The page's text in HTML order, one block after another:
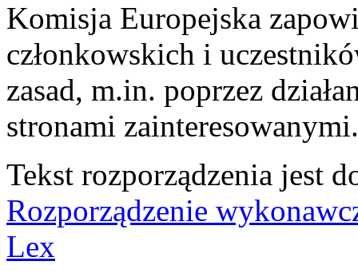
Komisja Europejska
członkowskich i
zasad, m.in. poprzez
stronami zainteresowanymi.
Tekst rozporządzenia jest
Rozporządzenie
Lex